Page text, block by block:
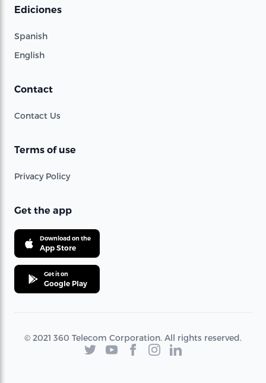
Ediciones
Spanish
English
Contact
Contact Us
Terms of use
Privacy Policy
Get the app
Download on the
App Store
Get it on
Google Play
© 2021 360 Telecom Corporation. All rights reserved.